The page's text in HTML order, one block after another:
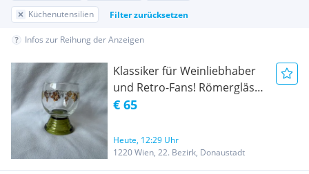
Küchenutensilien Filter zurücksetzen
Infos zur Reihung der Anzeigen
Klassiker für Weinliebhaber
und Retro-Fans! Römergläser
1/8 L Eichung
€ 65
Heute, 12:29 Uhr
1220 Wien, 22. Bezirk, Donaustadt